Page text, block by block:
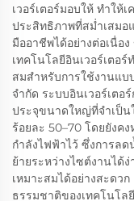
เวอร์เตอร์มอบให้ ทำให้
ประสิทธิภาพที่สม่ำเสมอ
มืออาชีพได้อย่างต่อเนื่อ
เทคโนโลยีอินเวอร์เตอร์
สมสำหรับการใช้งานแบ
จำกัด ระบบอินเวอร์เต
ประจุขนาดใหญ่ที่จำเป็น
ร้อยละ 50–70 โดยยังค
กำลังไฟฟ้าไว้ ซึ่งการล
ย้ายระหว่างไซต์งานได้
เหมาะสมได้อย่างสะด
ธรรมชาติของเทคโนโล